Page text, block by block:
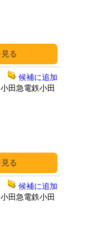
小田急電鉄小田
候補に追加
小田急電鉄小田
候補に追加